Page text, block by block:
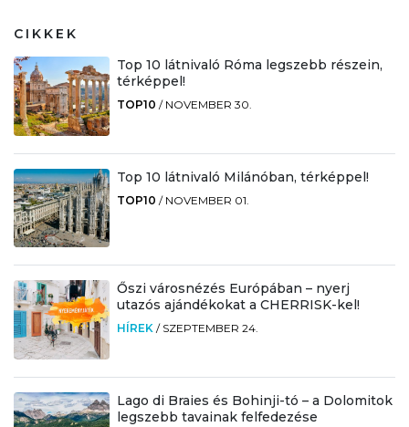
CIKKEK
Top 10 látnivaló Róma legszebb részein,
térképpel!
TOP10 / NOVEMBER 30.
Top 10 látnivaló Milánóban, térképpel!
TOP10 / NOVEMBER 01.
Őszi városnézés Európában – nyerj
utazós ajándékokat a CHERRISK-kel!
HÍREK / SZEPTEMBER 24.
Lago di Braies és Bohinji-tó – a Dolomitok
legszebb tavainak felfedezése